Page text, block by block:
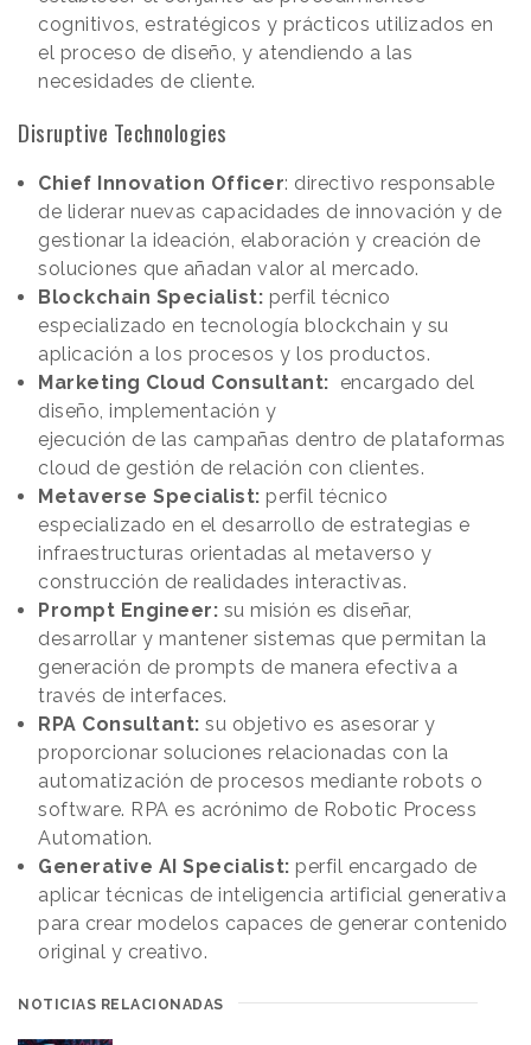
cognitivos, estratégicos y prácticos utilizados en
el proceso de diseño, y atendiendo a las
necesidades de cliente.
Disruptive Technologies
Chief Innovation Officer: directivo responsable
de liderar nuevas capacidades de innovación y de
gestionar la ideación, elaboración y creación de
soluciones que añadan valor al mercado.
Blockchain Specialist: perfil técnico
especializado en tecnología blockchain y su
aplicación a los procesos y los productos.
Marketing Cloud Consultant: encargado del
diseño, implementación y
ejecución de las campañas dentro de plataformas
cloud de gestión de relación con clientes.
Metaverse Specialist: perfil técnico
especializado en el desarrollo de estrategias e
infraestructuras orientadas al metaverso y
construcción de realidades interactivas.
Prompt Engineer: su misión es diseñar,
desarrollar y mantener sistemas que permitan la
generación de prompts de manera efectiva a
través de interfaces.
RPA Consultant: su objetivo es asesorar y
proporcionar soluciones relacionadas con la
automatización de procesos mediante robots o
software. RPA es acrónimo de Robotic Process
Automation.
Generative AI Specialist: perfil encargado de
aplicar técnicas de inteligencia artificial generativa
para crear modelos capaces de generar contenido
original y creativo.
NOTICIAS RELACIONADAS